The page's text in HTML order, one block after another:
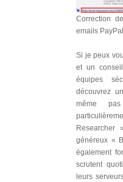
Correction
emails PayPal
Si je peux
et un
équipes
découvrez
même
généreux «
également
scrutent
leurs